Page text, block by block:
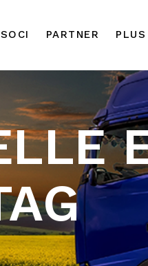
SOCI PARTNER PLUS